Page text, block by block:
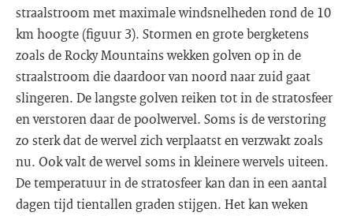
straalstroom met maximale windsnelheden rond de 10
km hoogte (figuur 3). Stormen en grote bergketens
zoals de Rocky Mountains wekken golven op in de
straalstroom die daardoor van noord naar zuid gaat
slingeren. De langste golven reiken tot in de stratosfeer
en verstoren daar de poolwervel. Soms is de verstoring
zo sterk dat de wervel zich verplaatst en verzwakt zoals
nu. Ook valt de wervel soms in kleinere wervels uiteen.
De temperatuur in de stratosfeer kan dan in een aantal
dagen tijd tientallen graden stijgen. Het kan weken